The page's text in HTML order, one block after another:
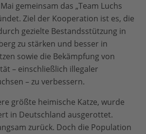
gemeinsam das „Team Luchs
Ziel der Kooperation ist es, die
gezielte Bestandsstützung in
zu stärken und besser in
sowie die Bekämpfung von
– einschließlich illegaler
– zu verbessern.
größte heimische Katze, wurde
in Deutschland ausgerottet.
zurück. Doch die Population